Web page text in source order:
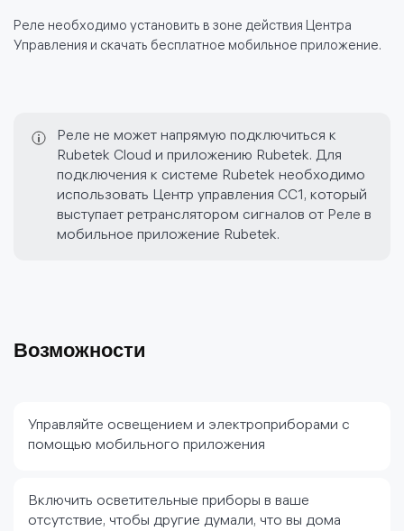
Реле необходимо установить в зоне действия Центра
Управления и скачать бесплатное мобильное приложение.
Реле не может напрямую подключиться к
Rubetek Cloud и приложению Rubetek. Для
подключения к системе Rubetek необходимо
использовать Центр управления CC1, который
выступает ретранслятором сигналов от Реле в
мобильное приложение Rubetek.
Возможности
Управляйте освещением и электроприборами с
помощью мобильного приложения
Включить осветительные приборы в ваше
отсутствие, чтобы другие думали, что вы дома